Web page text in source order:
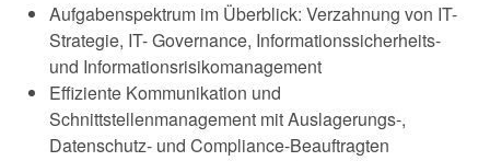
Aufgabenspektrum im Überblick: Verzahnung von IT-
Strategie, IT- Governance, Informationssicherheits-
und Informationsrisikomanagement
Effiziente Kommunikation und
Schnittstellenmanagement mit Auslagerungs-,
Datenschutz- und Compliance-Beauftragten